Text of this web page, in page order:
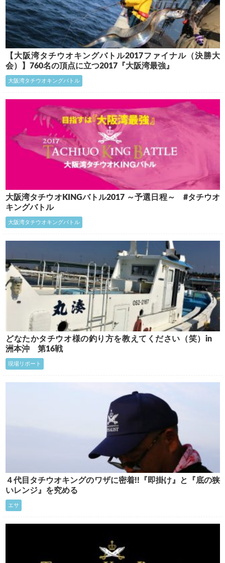
【大阪湾タチウオキングバトル2017ファイナル（決勝大
会）】760名の頂点に立つ2017『大阪湾最強』
大阪湾タチウオキングバトル
大阪湾タチウオKINGバトル2017 ～予選日程～ #タチウオ
キングバトル
大阪湾タチウオキングバトル
どなたかタチウオ様の釣り方を教えてください（笑）in
洲本沖 第16戦
現場リポート
４代目タチウオキングのワザに密着!!『即掛け』と『底の狭
いレンジ』を究める
エサ